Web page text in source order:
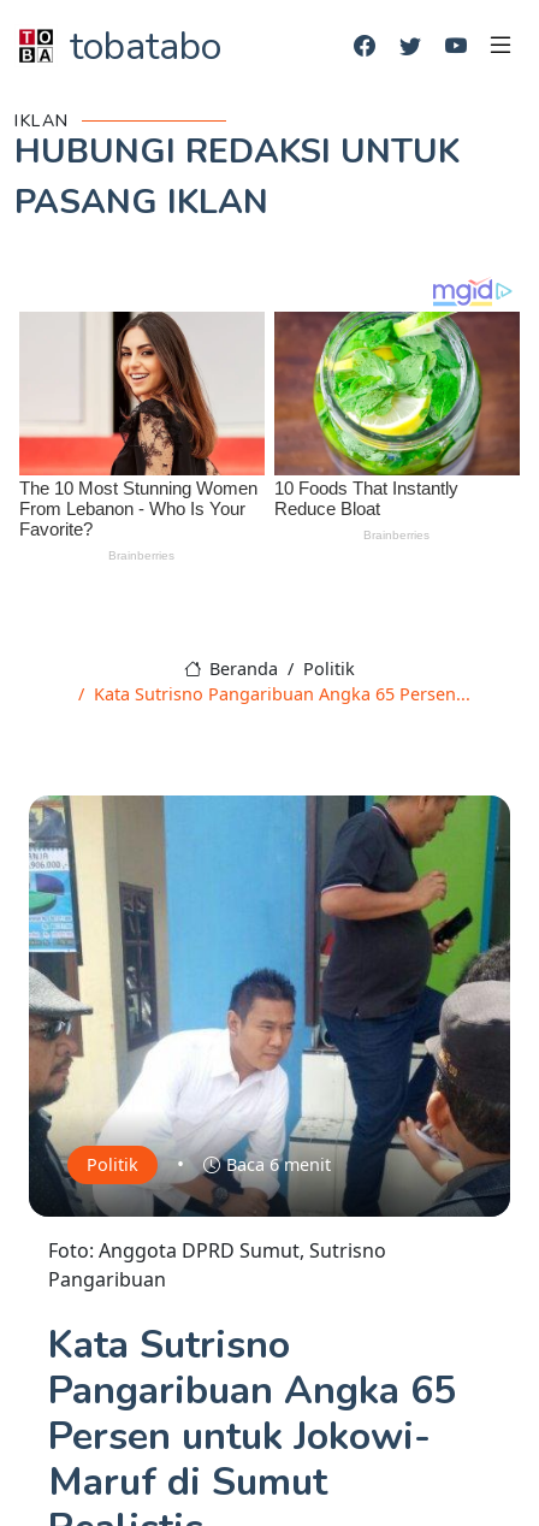
tobatabo
IKLAN
HUBUNGI REDAKSI UNTUK
PASANG IKLAN
Beranda
Politik
Kata Sutrisno Pangaribuan Angka 65 Persen...
Politik • Baca 6 menit
Foto: Anggota DPRD Sumut, Sutrisno
Pangaribuan
Kata Sutrisno
Pangaribuan Angka 65
Persen untuk Jokowi-
Maruf di Sumut